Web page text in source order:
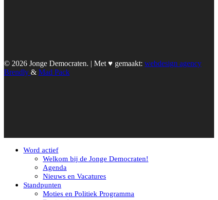
© 2026 Jonge Democraten. | Met ♥︎ gemaakt: webdesign agency
Brendly & Mad Pack
Word actief
Welkom bij de Jonge Democraten!
Agenda
Nieuws en Vacatures
Standpunten
Moties en Politiek Programma